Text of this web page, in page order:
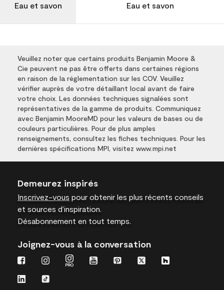
Eau et savon Eau et savon
Veuillez noter que certains produits Benjamin Moore &
Cie peuvent ne pas être offerts dans certaines régions
en raison de la réglementation sur les COV. Veuillez
vérifier auprès de votre détaillant local avant de faire
votre choix. Les données techniques signalées sont
représentatives de la gamme de produits. Communiquez
avec Benjamin MooreMD pour les valeurs de bases ou de
couleurs particulières. Pour de plus amples
renseignements, consultez les fiches techniques. Pour les
dernières spécifications MPI, visitez www.mpi.net
Demeurez inspirés
Inscrivez-vous pour obtenir les plus récents conseils
et sources d’inspiration.
Désabonnement en tout temps.
Joignez-vous à la conversation